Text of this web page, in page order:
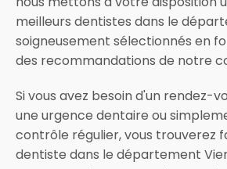
meilleurs dentistes dans le
soigneusement sélectionnés en
des recommandations de notre
Si vous avez besoin d'un rendez-
une urgence dentaire ou
contrôle régulier, vous trouverez
dentiste dans le département